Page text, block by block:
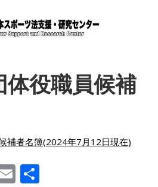
役職員候補
補者名簿(2024年7月12日現在)
E